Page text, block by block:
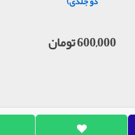
600,000 تومان